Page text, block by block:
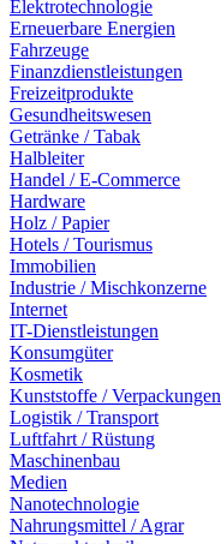
Elektrotechnologie
Erneuerbare Energien
Fahrzeuge
Finanzdienstleistungen
Freizeitprodukte
Gesundheitswesen
Getränke / Tabak
Halbleiter
Handel / E-Commerce
Hardware
Holz / Papier
Hotels / Tourismus
Immobilien
Industrie / Mischkonzerne
Internet
IT-Dienstleistungen
Konsumgüter
Kosmetik
Kunststoffe / Verpackungen
Logistik / Transport
Luftfahrt / Rüstung
Maschinenbau
Medien
Nanotechnologie
Nahrungsmittel / Agrar